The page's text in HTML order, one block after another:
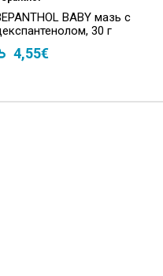
BABY мазь с
30 г
4,55€